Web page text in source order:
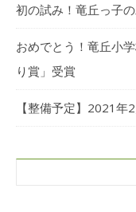
初の試み！竜丘っ子
おめでとう！竜丘小
り賞」受賞
【整備予定】2021年